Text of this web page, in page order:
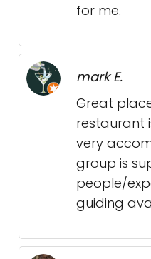
for me.
mark E.
Great
restaurant
very
group is
people/
guiding